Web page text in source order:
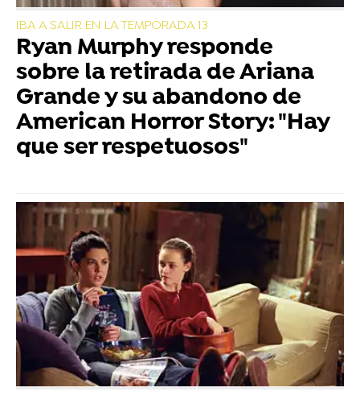
IBA A SALIR EN LA TEMPORADA 13
Ryan Murphy responde
sobre la retirada de Ariana
Grande y su abandono de
American Horror Story: "Hay
que ser respetuosos"